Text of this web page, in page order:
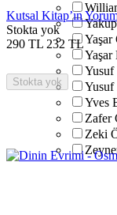
Yaşar
Yaşar
Yusuf
Yusuf
Yves
Zafer
Zeki
Kutsal Kitap’ın
Stokta yok
290 TL 232 TL
Stokta yok